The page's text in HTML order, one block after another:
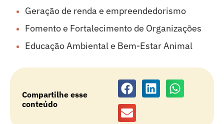
Geração de renda e empreendedorismo
Fomento e Fortalecimento de Organizações
Educação Ambiental e Bem-Estar Animal
Compartilhe esse
conteúdo